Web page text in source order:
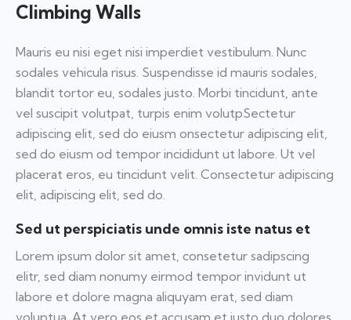
Climbing Walls
Mauris eu nisi eget nisi imperdiet vestibulum. Nunc
sodales vehicula risus. Suspendisse id mauris sodales,
blandit tortor eu, sodales justo. Morbi tincidunt, ante
vel suscipit volutpat, turpis enim volutpSectetur
adipiscing elit, sed do eiusm onsectetur adipiscing elit,
sed do eiusm od tempor incididunt ut labore. Ut vel
placerat eros, eu tincidunt velit. Consectetur adipiscing
elit, adipiscing elit, sed do.
Sed ut perspiciatis unde omnis iste natus et
Lorem ipsum dolor sit amet, consetetur sadipscing
elitr, sed diam nonumy eirmod tempor invidunt ut
labore et dolore magna aliquyam erat, sed diam